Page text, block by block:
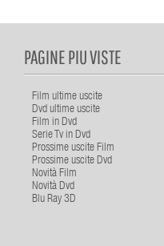
PAGINE PIU VISTE
Film ultime uscite
Dvd ultime uscite
Film in Dvd
Serie Tv in Dvd
Prossime uscite Film
Prossime uscite Dvd
Novità Film
Novità Dvd
Blu Ray 3D